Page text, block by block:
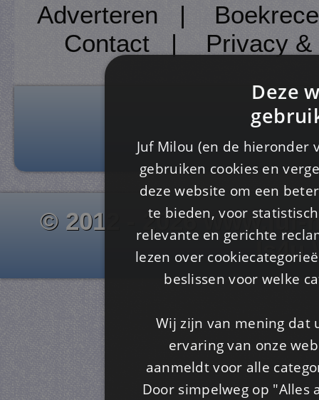
Adverteren |
Contact| Privacy
© 2012 - 2026
Is4u
Deze
Juf Milou (en de
gebruiken cookies en
deze website om een
te bieden, voor
relevante en gerichte
lezen over
beslissen voor welke
Wij zijn van mening dat
ervaring van onze
aanmeldt voor alle
Door simpelweg op